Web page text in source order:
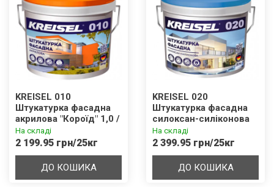
KREISEL 010
Штукатурка фасадна
акрилова "Короїд" 1,0 /
1,5 / 2,0 / 3,0 мм База В
На складі
2 199.95 грн/25кг
ДО КОШИКА
KREISEL 020
Штукатурка фасадна
силоксан-силіконова
"Баранець" 1,5 / 2,0 /
3,0 мм База D
На складі
2 399.95 грн/25кг
ДО КОШИКА